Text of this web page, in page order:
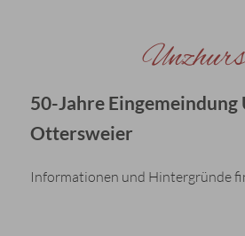
50-Jahre Eingemeindung
Ottersweier
Informationen und Hintergründe